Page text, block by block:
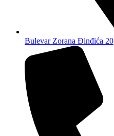
Bulevar Zorana Đinđića 20